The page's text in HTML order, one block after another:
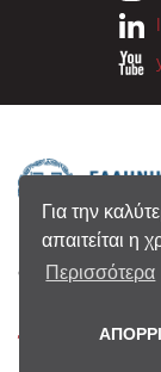
Για την
απαιτείται η
Περισσότερα
© 2026 Eθνικό
Όροι Χρήσης•